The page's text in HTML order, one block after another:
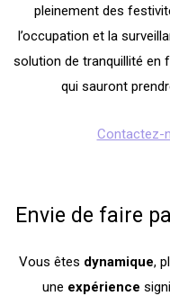
pleinement des
l’occupation et la
solution de tranquillité en
qui sauront
Contactez-
Envie de faire
Vous êtes dynamique,
une expérience